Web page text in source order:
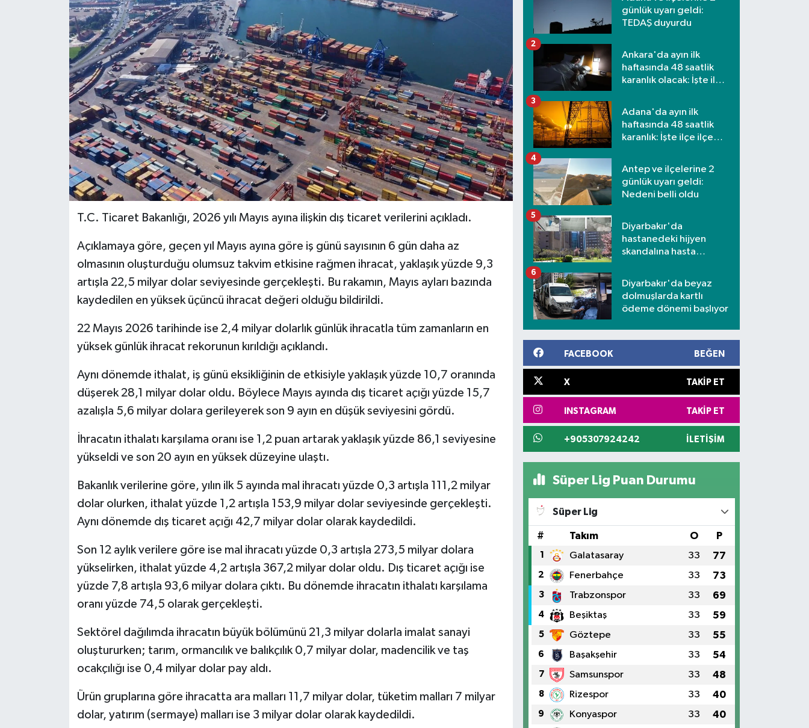
T.C. Ticaret Bakanlığı, 2026 yılı Mayıs ayına ilişkin dış ticaret verilerini açıkladı.
Açıklamaya göre, geçen yıl Mayıs ayına göre iş günü sayısının 6 gün daha az
olmasının oluşturduğu olumsuz takvim etkisine rağmen ihracat, yaklaşık yüzde 9,3
artışla 22,5 milyar dolar seviyesinde gerçekleşti. Bu rakamın, Mayıs ayları bazında
kaydedilen en yüksek üçüncü ihracat değeri olduğu bildirildi.
22 Mayıs 2026 tarihinde ise 2,4 milyar dolarlık günlük ihracatla tüm zamanların en
yüksek günlük ihracat rekorunun kırıldığı açıklandı.
Aynı dönemde ithalat, iş günü eksikliğinin de etkisiyle yaklaşık yüzde 10,7 oranında
düşerek 28,1 milyar dolar oldu. Böylece Mayıs ayında dış ticaret açığı yüzde 15,7
azalışla 5,6 milyar dolara gerileyerek son 9 ayın en düşük seviyesini gördü.
İhracatın ithalatı karşılama oranı ise 1,2 puan artarak yaklaşık yüzde 86,1 seviyesine
yükseldi ve son 20 ayın en yüksek düzeyine ulaştı.
Bakanlık verilerine göre, yılın ilk 5 ayında mal ihracatı yüzde 0,3 artışla 111,2 milyar
dolar olurken, ithalat yüzde 1,2 artışla 153,9 milyar dolar seviyesinde gerçekleşti.
Aynı dönemde dış ticaret açığı 42,7 milyar dolar olarak kaydedildi.
Son 12 aylık verilere göre ise mal ihracatı yüzde 0,3 artışla 273,5 milyar dolara
yükselirken, ithalat yüzde 4,2 artışla 367,2 milyar dolar oldu. Dış ticaret açığı ise
yüzde 7,8 artışla 93,6 milyar dolara çıktı. Bu dönemde ihracatın ithalatı karşılama
oranı yüzde 74,5 olarak gerçekleşti.
Sektörel dağılımda ihracatın büyük bölümünü 21,3 milyar dolarla imalat sanayi
oluştururken; tarım, ormancılık ve balıkçılık 0,7 milyar dolar, madencilik ve taş
ocakçılığı ise 0,4 milyar dolar pay aldı.
Ürün gruplarına göre ihracatta ara malları 11,7 milyar dolar, tüketim malları 7 milyar
dolar, yatırım (sermaye) malları ise 3 milyar dolar olarak kaydedildi.
günlük uyarı geldi:
TEDAŞ duyurdu
Ankara'da ayın ilk
haftasında 48 saatlik
karanlık olacak: İşte ilçe
2
Adana'da ayın ilk
haftasında 48 saatlik
karanlık: İşte ilçe ilçe
3
Antep ve ilçelerine 2
günlük uyarı geldi:
Nedeni belli oldu
4
Diyarbakır'da
hastanedeki hijyen
skandalına hasta
5
Diyarbakır'da beyaz
dolmuşlarda kartlı
ödeme dönemi başlıyor
6
FACEBOOK BEĞEN
X TAKIP ET
INSTAGRAM TAKIP ET
+905307924242 İLETIŞIM
Süper Lig Puan Durumu
Süper Lig
# Takım O P
1 Galatasaray 33 77
2 Fenerbahçe 33 73
3 Trabzonspor 33 69
4 Beşiktaş 33 59
5 Göztepe 33 55
6 Başakşehir 33 54
7 Samsunspor 33 48
8 Rizespor 33 40
9 Konyaspor 33 40
Gündem
İlim & İrfan
Kültür & Sanat